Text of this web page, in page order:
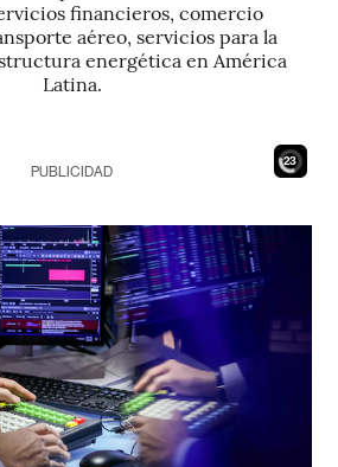
financieros, comercio
aéreo, servicios para la
energética en América
Latina.
21
PUBLICIDAD